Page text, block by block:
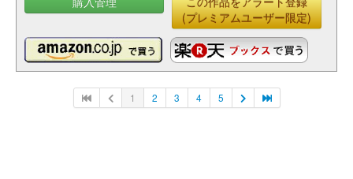
(プレミアムユーザー限定)
1 2 3 4 5